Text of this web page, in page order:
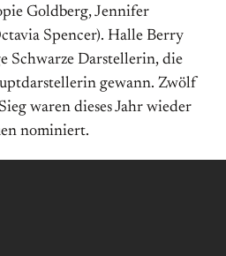
Goldberg, Jennifer
Spencer). Halle Berry
Schwarze Darstellerin, die
gewann. Zwölf
waren dieses Jahr wieder
nominiert.